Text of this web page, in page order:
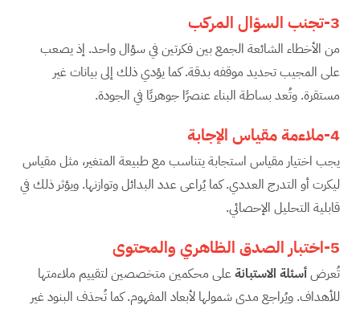
3-تجنب السؤال المركب
من الأخطاء الشائعة الجمع بين فكرتين في سؤال واحد. إذ يصعب
على المجيب تحديد موقفه بدقة. كما يؤدي ذلك إلى بيانات غير
مستقرة. وتُعد بساطة البناء عنصرًا جوهريًا في الجودة.
4-ملاءمة مقياس الإجابة
يجب اختيار مقياس استجابة يتناسب مع طبيعة المتغير، مثل مقياس
ليكرت أو التدرج العددي. كما يُراعى عدد البدائل وتوازنها. ويؤثر ذلك في
قابلية التحليل الإحصائي.
5-اختبار الصدق الظاهري والمحتوى
تُعرضأسئلة الاستبانةعلى محكمين متخصصين لتقييم ملاءمتها
للأهداف. ويُراجع مدى شمولها لأبعاد المفهوم. كما تُحذف البنود غير